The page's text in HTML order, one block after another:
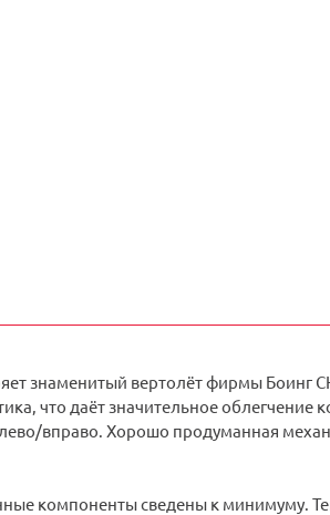
знаменитый вертолёт фирмы Боинг
что даёт значительное облегчение
вправо. Хорошо продуманная
компоненты сведены к минимуму.